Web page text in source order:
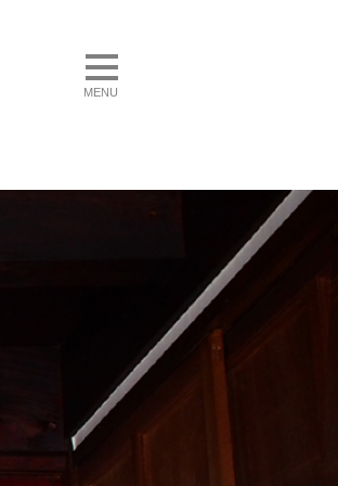
toggle navigation
MENU